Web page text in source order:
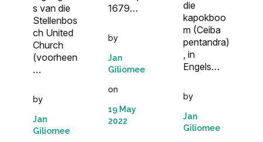
s van die
Stellenbos
ch United
Church
(voorheen
…
by
Jan
Giliomee
1679…
by
Jan
Giliomee
on
19 May
2022
die
kapokboo
m (Ceiba
pentandra)
, in
Engels…
by
Jan
Giliomee